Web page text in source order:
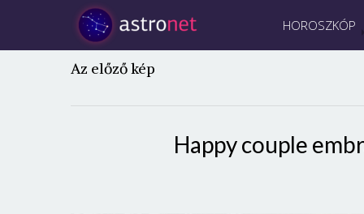
HOROSZKÓP
Az előző kép
Happy couple